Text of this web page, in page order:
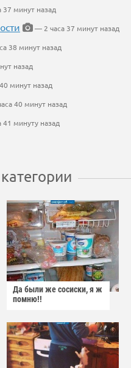
37 минут назад
— 2 часа 37 минут назад
38 минут назад
назад
минут назад
40 минут назад
41 минуту назад
Да были же сосиски, я ж
помню!!